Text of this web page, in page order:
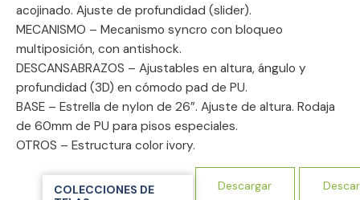
acojinado. Ajuste de profundidad (slider).
MECANISMO – Mecanismo syncro con bloqueo
multiposición, con antishock.
DESCANSABRAZOS – Ajustables en altura, ángulo y
profundidad (3D) en cómodo pad de PU.
BASE – Estrella de nylon de 26”. Ajuste de altura. Rodaja
de 60mm de PU para pisos especiales.
OTROS – Estructura color ivory.
Descargar
COLECCIONES DE